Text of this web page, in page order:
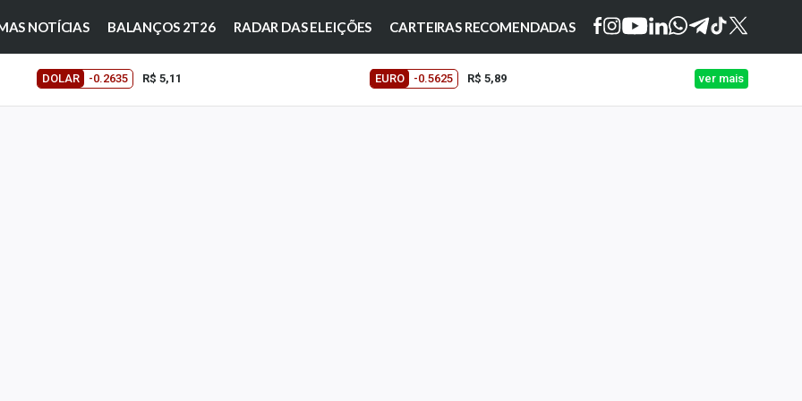
NOTÍCIAS BALANÇOS 2T26 RADAR DAS ELEIÇÕES CARTEIRAS RECOMENDADAS
DOLAR -0.2635 R$ 5,11 EURO -0.5625 R$ 5,89 ver mais